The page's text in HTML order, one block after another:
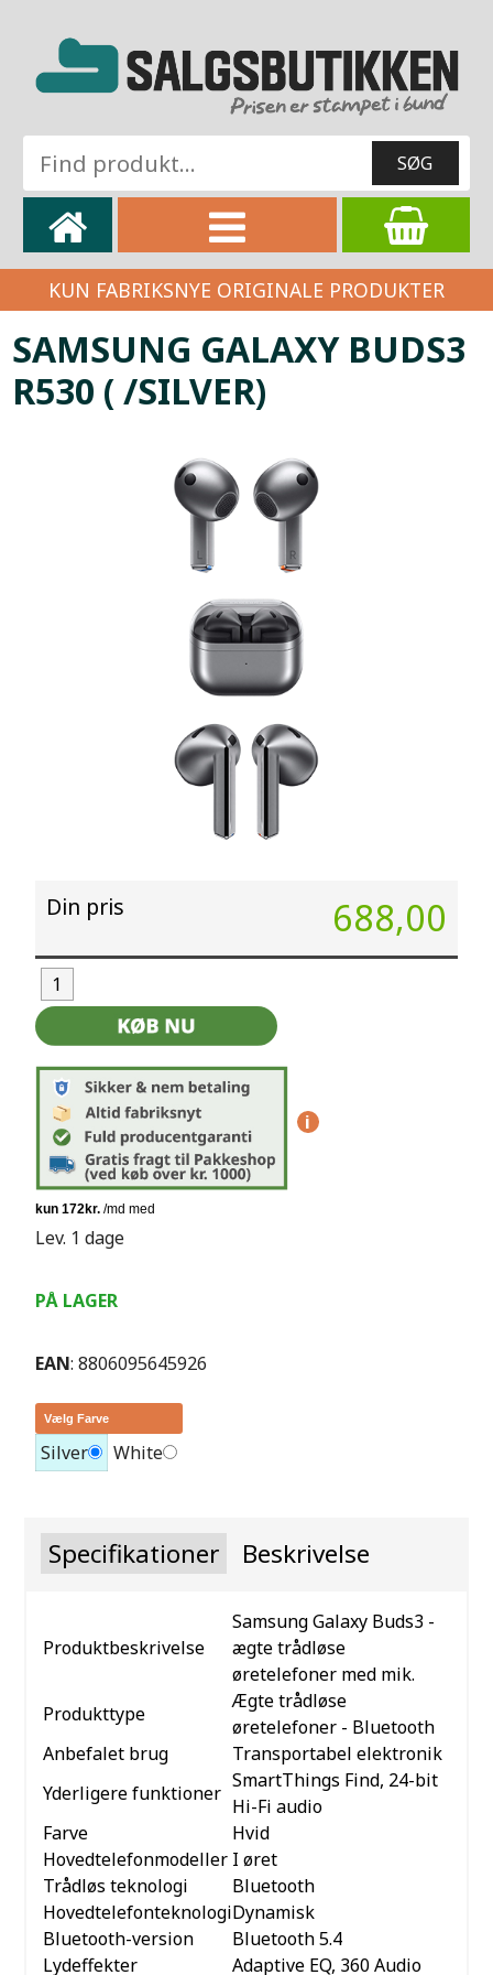
KUN FABRIKSNYE ORIGINALE PRODUKTER
SAMSUNG GALAXY BUDS3
R530 ( /SILVER)
Din pris 688,00
i
Lev. 1 dage
PÅ LAGER
EAN: 8806095645926
Vælg Farve
Silver White
Specifikationer Beskrivelse
Produktbeskrivelse
Samsung Galaxy Buds3 -
ægte trådløse
øretelefoner med mik.
Produkttype
Ægte trådløse
øretelefoner - Bluetooth
Anbefalet brug
Transportabel elektronik
Yderligere funktioner
SmartThings Find, 24-bit
Hi-Fi audio
Farve
Hvid
Hovedtelefonmodeller I øret
Trådløs teknologi
Bluetooth
HovedtelefonteknologiDynamisk
Bluetooth-version
Bluetooth 5.4
Lydeffekter
Adaptive EQ, 360 Audio